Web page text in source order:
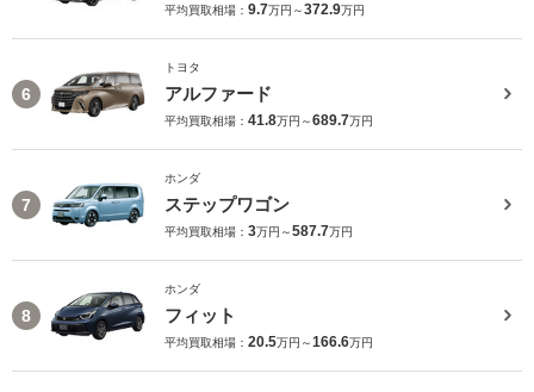
平均買取相場： 9.7万円～372.9万円
6
トヨタ
アルファード
平均買取相場： 41.8万円～689.7万円
7
ホンダ
ステップワゴン
平均買取相場： 3万円～587.7万円
8
ホンダ
フィット
平均買取相場： 20.5万円～166.6万円